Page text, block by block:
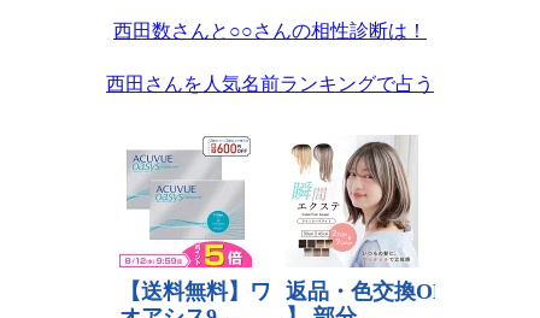
西田数さんと○○さんの相性診断は！
西田さんを人気名前ランキングで占う